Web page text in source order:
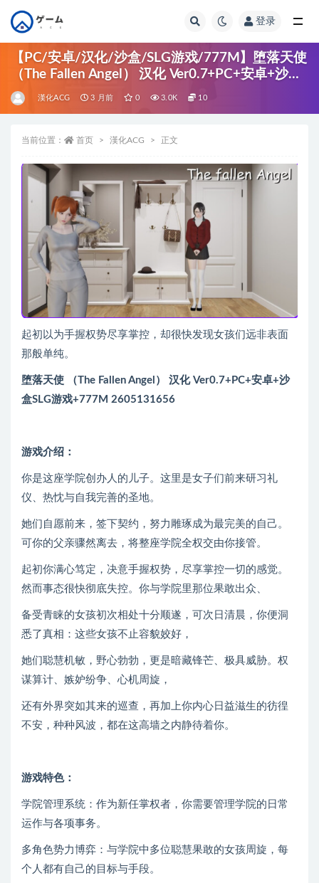
登录
【PC/安卓/汉化/沙盒/SLG游戏/777M】堕落天使
（The Fallen Angel） 汉化 Ver0.7+PC+安卓+沙盒
SLG游戏+777M
漢化ACG 3 月前 0 3.0K 10
当前位置： 首页 漢化ACG 正文
起初以为手握权势尽享掌控，却很快发现女孩们远非表面
那般单纯。
堕落天使 （The Fallen Angel） 汉化 Ver0.7+PC+安卓+沙
盒SLG游戏+777M 2605131656
游戏介绍：
你是这座学院创办人的儿子。这里是女子们前来研习礼
仪、热忱与自我完善的圣地。
她们自愿前来，签下契约，努力雕琢成为最完美的自己。
可你的父亲骤然离去，将整座学院全权交由你接管。
起初你满心笃定，决意手握权势，尽享掌控一切的感觉。
然而事态很快彻底失控。你与学院里那位果敢出众、
备受青睐的女孩初次相处十分顺遂，可次日清晨，你便洞
悉了真相：这些女孩不止容貌姣好，
她们聪慧机敏，野心勃勃，更是暗藏锋芒、极具威胁。权
谋算计、嫉妒纷争、心机周旋，
还有外界突如其来的巡查，再加上你内心日益滋生的彷徨
不安，种种风波，都在这高墙之内静待着你。
游戏特色：
学院管理系统：作为新任掌权者，你需要管理学院的日常
运作与各项事务。
多角色势力博弈：与学院中多位聪慧果敢的女孩周旋，每
个人都有自己的目标与手段。